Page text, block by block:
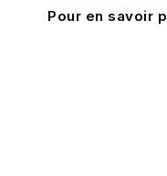
Pour en savoir